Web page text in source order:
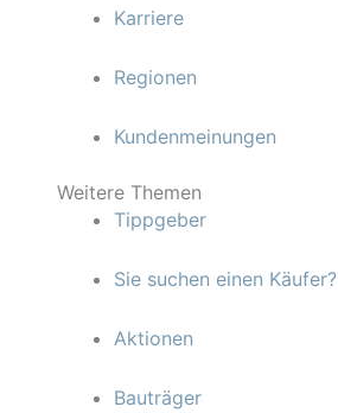
Karriere
Regionen
Kundenmeinungen
Weitere Themen
Tippgeber
Sie suchen einen Käufer?
Aktionen
Bauträger